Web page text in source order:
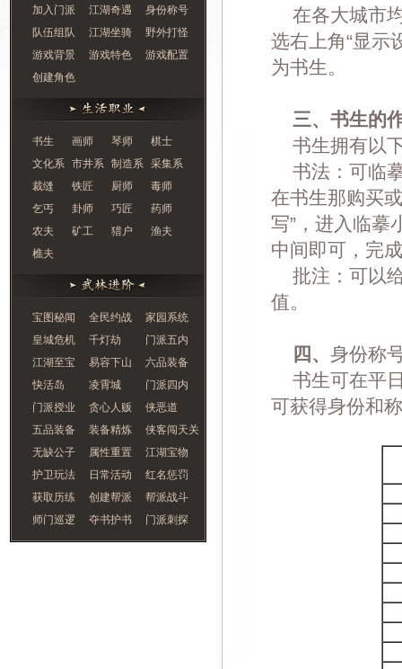
加入门派
江湖奇遇
身份称号
队伍组队
江湖坐骑
野外打怪
游戏背景
游戏特色
游戏配置
创建角色
书生 画师 琴师
棋士
文化系 市井系 制造系 采集系
裁缝
铁匠 厨师
毒师
乞丐
卦师 巧匠
药师
农夫
矿工 猎户
渔夫
樵夫
宝图秘闻 全民约战
家园系统
皇城危机
千灯劫
门派五内
江湖至宝
易容下山
六品装备
快活岛
凌霄城
门派四内
门派授业
贪心人贩
侠恶道
五品装备
装备精炼
侠客闯天关
无缺公子
属性重置
江湖宝物
护卫玩法
日常活动
红名惩罚
获取历练
创建帮派
帮派战斗
师门巡逻
夺书护书 门派刺探
在各大城市
选右上角“显示
为书生。
三、书生的
书生拥有以
书法：可临
在书生那购买
写”，进入临摹
中间即可，完
批注：可以
值。
四、 身份称
书生可在平
可获得身份和